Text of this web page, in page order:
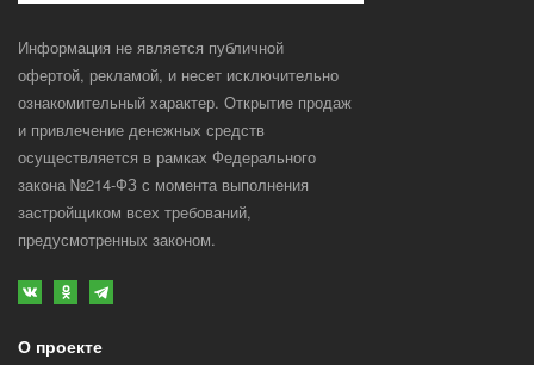
Информация не является публичной
офертой, рекламой, и несет исключительно
ознакомительный характер. Открытие продаж
и привлечение денежных средств
осуществляется в рамках Федерального
закона №214-ФЗ с момента выполнения
застройщиком всех требований,
предусмотренных законом.
О проекте